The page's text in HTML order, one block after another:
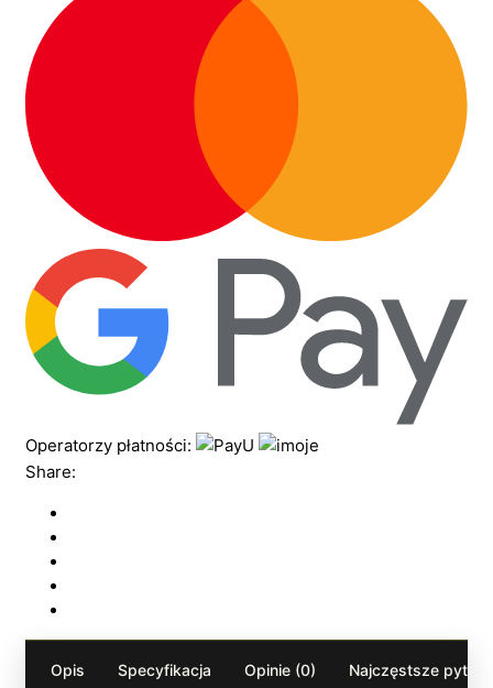
Operatorzy płatności:
Share:
Opis Specyfikacja Opinie (0) Najczęstsze